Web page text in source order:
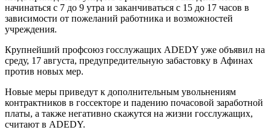
начинаться с 7 до 9 утра и заканчиваться с 15 до 17 часов в
зависимости от пожеланий работника и возможностей
учреждения.
Крупнейший профсоюз госслужащих ADEDY уже объявил на
среду, 17 августа, предупредительную забастовку в Афинах
против новых мер.
Новые меры приведут к дополнительным увольнениям
контрактников в госсекторе и падению почасовой заработной
платы, а также негативно скажутся на жизни госслужащих,
считают в ADEDY.